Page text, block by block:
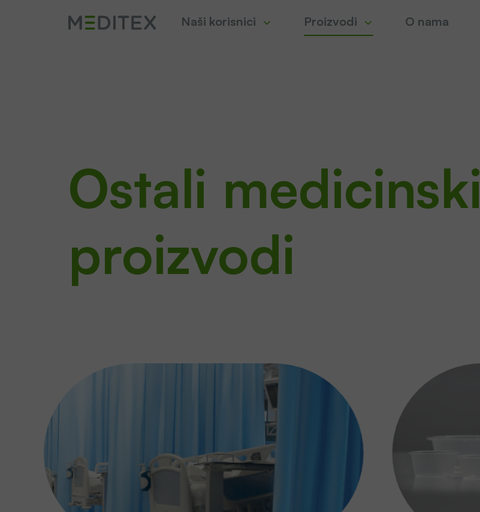
Naši korisnici Proizvodi O nama
Ostali medicinski
proizvodi